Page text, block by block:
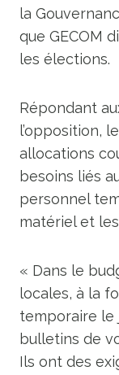
la
que GECOM
les élections.
Répondant
l’opposition,
allocations
besoins liés
personnel
matériel et
« Dans le
locales, à la
temporaire le
bulletins de
Ils ont des